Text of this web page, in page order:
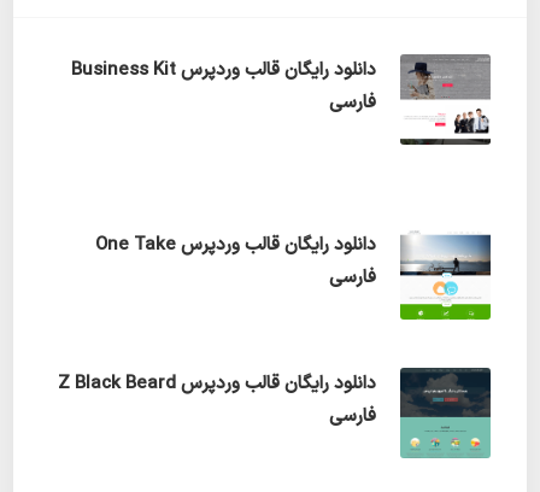
دانلود رایگان قالب وردپرس Business Kit
فارسی
دانلود رایگان قالب وردپرس One Take
فارسی
دانلود رایگان قالب وردپرس Z Black Beard
فارسی